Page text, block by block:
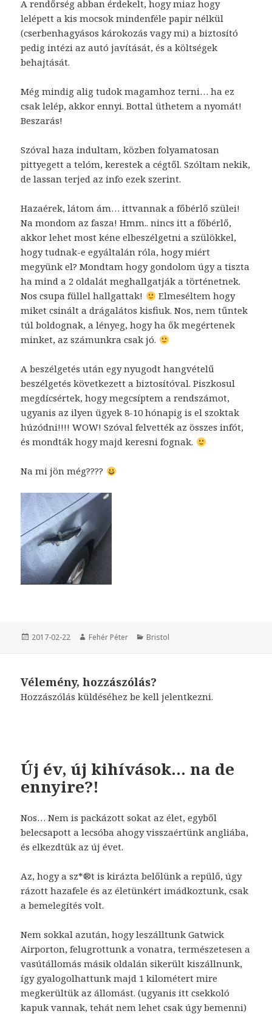
A rendőrség abban érdekelt, hogy miaz hogy
lelépett a kis mocsok mindenféle papir nélkül
(cserbenhagyásos károkozás vagy mi) a biztosító
pedig intézi az autó javítását, és a költségek
behajtását.
Még mindig alig tudok magamhoz terni… ha ez
csak lelép, akkor ennyi. Bottal üthetem a nyomát!
Beszarás!
Szóval haza indultam, közben folyamatosan
pittyegett a telóm, kerestek a cégtől. Szóltam nekik,
de lassan terjed az info ezek szerint.
Hazaérek, látom ám… ittvannak a főbérlő szülei!
Na mondom az fasza! Hmm.. nincs itt a főbérlő,
akkor lehet most kéne elbeszélgetni a szülökkel,
hogy tudnak-e egyáltalán róla, hogy miért
megyünk el? Mondtam hogy gondolom úgy a tiszta
ha mind a 2 oldalát meghallgatják a történetnek.
Nos csupa füllel hallgattak!
Elmeséltem hogy
miket csinált a drágalátos kisfiuk. Nos, nem tűntek
túl boldognak, a lényeg, hogy ha ők megértenek
minket, az számunkra csak jó.
A beszélgetés után egy nyugodt hangvételű
beszélgetés következett a biztosítóval. Piszkosul
megdícsértek, hogy megcsíptem a rendszámot,
ugyanis az ilyen ügyek 8-10 hónapig is el szoktak
húzódni!!!! WOW! Szóval felvették az összes infót,
és mondták hogy majd keresni fognak.
Na mi jön még????
Közzétéve
2017-02-22 Szerző
Fehér Péter Kategória
Bristol
Vélemény, hozzászólás?
Hozzászólás küldéséhezbe kell jelentkezni.
Új év, új kihívások… na de
ennyire?!
Nos… Nem is packázott sokat az élet, egyből
belecsapott a lecsóba ahogy visszaértünk angliába,
és elkezdtük az új évet.
Az, hogy a sz*®t is kirázta belőlünk a repülő, úgy
rázott hazafele és az életünkért imádkoztunk, csak
a bemelegítés volt.
Nem sokkal azután, hogy leszálltunk Gatwick
Airporton, felugrottunk a vonatra, természetesen a
vasútállomás másik oldalán sikerült kiszállnunk,
így gyalogolhattunk majd 1 kilométert mire
megkerültük az állomást. (ugyanis itt csekkoló
kapuk vannak, tehát nem lehet csak úgy bemenni)